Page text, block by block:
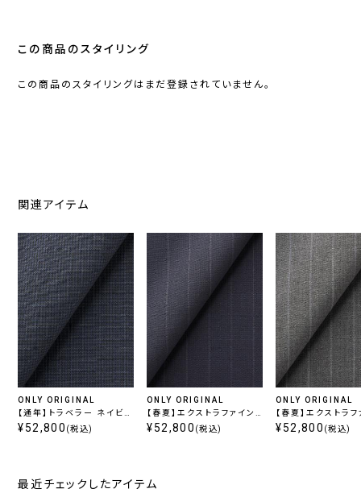
この商品のスタイリング
この商品のスタイリングはまだ登録されていません。
関連アイテム
ONLY ORIGINAL
【通年】トラベラー ネイビー
千鳥
¥52,800 (税込)
ONLY ORIGINAL
【春夏】エクストラファイン
ウール ネイビーストライプ
¥52,800 (税込)
ONLY ORIGINAL
【春夏】エクストラ
ウール グレーストラ
¥52,800 (税込)
最近チェックしたアイテム